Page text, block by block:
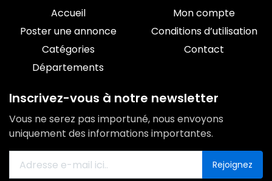
Accueil
Poster une annonce
Catégories
Départements
Mon compte
Conditions d’utilisation
Contact
Inscrivez-vous à notre newsletter
Vous ne serez pas importuné, nous envoyons
uniquement des informations importantes.
Rejoignez